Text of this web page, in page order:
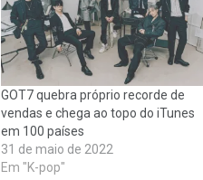
GOT7 quebra próprio recorde de
vendas e chega ao topo do iTunes
em 100 países
31 de maio de 2022
Em "K-pop"